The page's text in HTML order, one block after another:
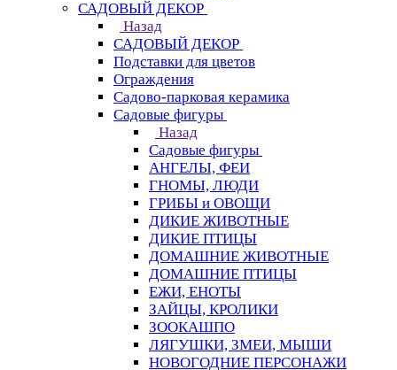
САДОВЫЙ ДЕКОР
Назад
САДОВЫЙ ДЕКОР
Подставки для цветов
Ограждения
Садово-парковая керамика
Садовые фигуры
Назад
Садовые фигуры
АНГЕЛЫ, ФЕИ
ГНОМЫ, ЛЮДИ
ГРИБЫ и ОВОЩИ
ДИКИЕ ЖИВОТНЫЕ
ДИКИЕ ПТИЦЫ
ДОМАШНИЕ ЖИВОТНЫЕ
ДОМАШНИЕ ПТИЦЫ
ЕЖИ, ЕНОТЫ
ЗАЙЦЫ, КРОЛИКИ
ЗООКАШПО
ЛЯГУШКИ, ЗМЕИ, МЫШИ
НОВОГОДНИЕ ПЕРСОНАЖИ